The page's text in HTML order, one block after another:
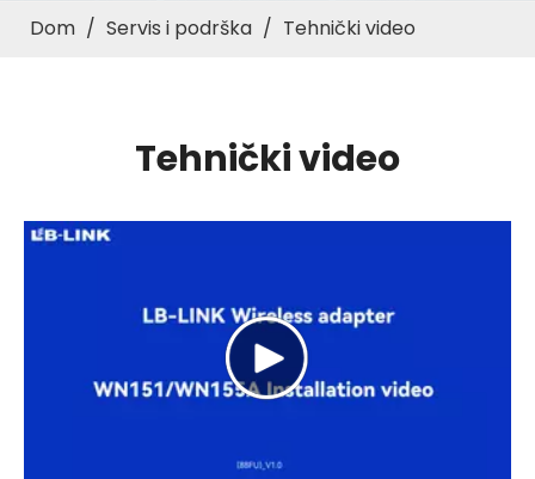
Dom / Servis i podrška / Tehnički video
Tehnički video